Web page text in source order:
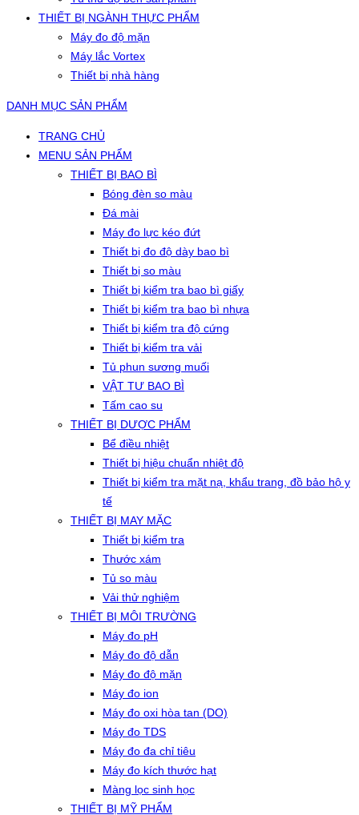
THIẾT BỊ NGÀNH THỰC PHẨM
Máy đo độ mặn
Máy lắc Vortex
Thiết bị nhà hàng
DANH MỤC SẢN PHẨM
TRANG CHỦ
MENU SẢN PHẨM
THIẾT BỊ BAO BÌ
Bóng đèn so màu
Đá mài
Máy đo lực kéo đứt
Thiết bị đo độ dày bao bì
Thiết bị so màu
Thiết bị kiểm tra bao bì giấy
Thiết bị kiểm tra bao bì nhựa
Thiết bị kiểm tra độ cứng
Thiết bị kiểm tra vải
Tủ phun sương muối
VẬT TƯ BAO BÌ
Tấm cao su
THIẾT BỊ DƯỢC PHẨM
Bể điều nhiệt
Thiết bị hiệu chuẩn nhiệt độ
Thiết bị kiểm tra mặt nạ, khẩu trang, đồ bảo hộ y
tế
THIẾT BỊ MAY MẶC
Thiết bị kiểm tra
Thước xám
Tủ so màu
Vải thử nghiệm
THIẾT BỊ MÔI TRƯỜNG
Máy đo pH
Máy đo độ dẫn
Máy đo độ mặn
Máy đo ion
Máy đo oxi hòa tan (DO)
Máy đo TDS
Máy đo đa chỉ tiêu
Máy đo kích thước hạt
Màng lọc sinh học
THIẾT BỊ MỸ PHẨM